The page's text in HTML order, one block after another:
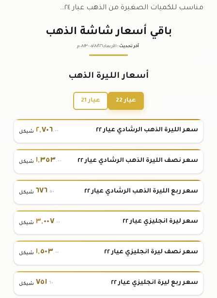
مناسب للكميات الصغيرة من الذهب عيار ٢٤…
باقي أسعار شاشة الذهب
آخر تحديث : الأربعاء ٠٥ /٠٨/٢٠٢٦ - ٠٨:٢٣م
أسعار الليرة الذهب
عيار 22 عيار 21
سعر الليرة الذهب الرشادي عيار ٢٢ ٢,٧٠٦.٠٠ شيكل
سعر نصف الليرة الذهب الرشادي عيار ٢٢ ١,٣٥٣.٠٠ شيكل
سعر ربع الليرة الذهب الرشادي عيار ٢٢ ٦٧٦.٥٠ شيكل
سعر ليرة انجليزي عيار ٢٢ ٣,٠٠٧.٠٠ شيكل
سعر نصف ليرة انجليزي عيار ٢٢ ١,٥٠٣.٠٠ شيكل
سعر ربع ليرة انجليزي عيار ٢٢ ٧٥١.٦٠ شيكل